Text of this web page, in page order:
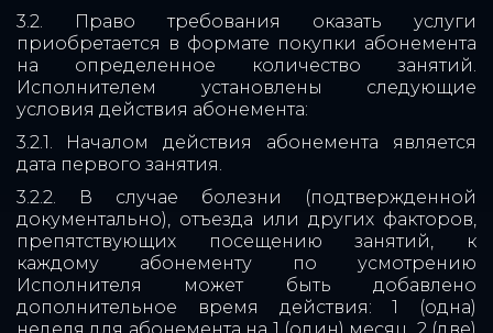
3.2. Право требования оказать услуги
приобретается в формате покупки абонемента
на определенное количество занятий.
Исполнителем установлены следующие
условия действия абонемента:
3.2.1. Началом действия абонемента является
дата первого занятия.
3.2.2. В случае болезни (подтвержденной
документально), отъезда или других факторов,
препятствующих посещению занятий, к
каждому абонементу по усмотрению
Исполнителя может быть добавлено
дополнительное время действия: 1 (одна)